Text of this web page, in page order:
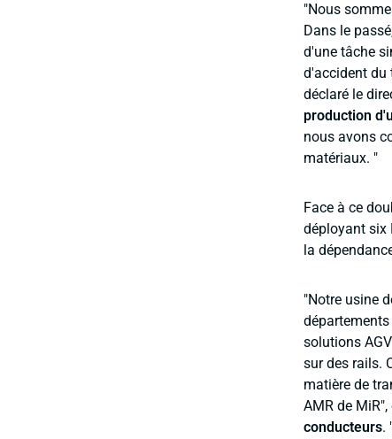
"Nous
Dans le
d'une tâche
d'accident du
déclaré le
production
nous avons
matériaux. "
Face à ce
déployant six
la
"Notre usine
solutions
sur des rails.
matière de
AMR de
conducteurs.